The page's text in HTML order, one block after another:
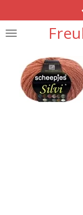
direct
naar
hoofdinhoud